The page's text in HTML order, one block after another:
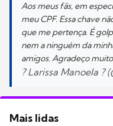
Aos meus fãs, em
meu CPF. Essa chave
que me pertença. É
nem a ninguém da
amigos. Agradeço
? Larissa Manoela ?
Mais lidas